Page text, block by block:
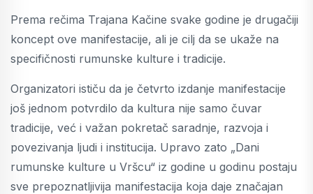
Prema rečima Trajana Kačine svake godine je drugačiji
koncept ove manifestacije, ali je cilj da se ukaže na
specifičnosti rumunske kulture i tradicije.
Organizatori ističu da je četvrto izdanje manifestacije
još jednom potvrdilo da kultura nije samo čuvar
tradicije, već i važan pokretač saradnje, razvoja i
povezivanja ljudi i institucija. Upravo zato „Dani
rumunske kulture u Vršcu“ iz godine u godinu postaju
sve prepoznatljivija manifestacija koja daje značajan